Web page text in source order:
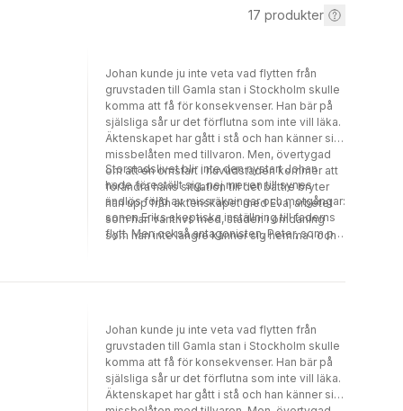
17 produkter
Johan kunde ju inte veta vad flytten från
gruvstaden till Gamla stan i Stockholm skulle
komma att få för konsekvenser. Han bär på
själsliga sår ur det förflutna som inte vill läka.
Äktenskapet har gått i stå och han känner sig
missbelåten med tillvaron. Men, övertygad
om att en omstart i huvudstaden kommer att
förändra hans situation till det bättre bryter
han upp från äktenskapet med Eva, arbetet
som han vantrivs med, staden i omdaning
som han inte längre känner sig hemma i och
Storstadslivet blir inte den nystart Johan
hade föreställt sig, nej mer en till synes
ändlös följd av missräkningar och motgångar:
sonen Eriks skeptiska inställning till faderns
flytt. Men också antagonisten, Peter, som på
hans liv. Kvinnan han till en början värjt sig
detta hemlighetsmakeri? Och vad spelade
hennes ex, den brutale Birger, för roll i
sammanhanget? De bådas eventuella
inblandning i en tragisk stugbrand förföljer
honom och till sist återstår endast ett
Johan kunde ju inte veta vad flytten från
gruvstaden till Gamla stan i Stockholm skulle
komma att få för konsekvenser. Han bär på
själsliga sår ur det förflutna som inte vill läka.
Äktenskapet har gått i stå och han känner sig